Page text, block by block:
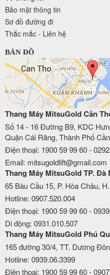
Bảo mật thông tin
Sơ đồ đường đi
Thắc mắc - Liên hệ
BẢN ĐỒ
Thang Máy MitsuGold Cần
Số 14 - 16 Đường B9, KDC
Quận Cái Răng, Thành Phố
Điện thoại: 1900 59 99 60 -
Email: mitsugoldlift@gmail.com
Thang Máy MitsuGold TP. Đà
65 Bàu Cầu 15, P. Hòa Châu,
Hotline: 0907.520.004
Điện thoại: 1900 59 99 60 -
Di động: 0931.010.507
Thang Máy MitsuGold Phú
165 đường 30/4, TT. Dương
Hotline: 0939.06.3399
Điện thoại: 1900 59 99 60 -